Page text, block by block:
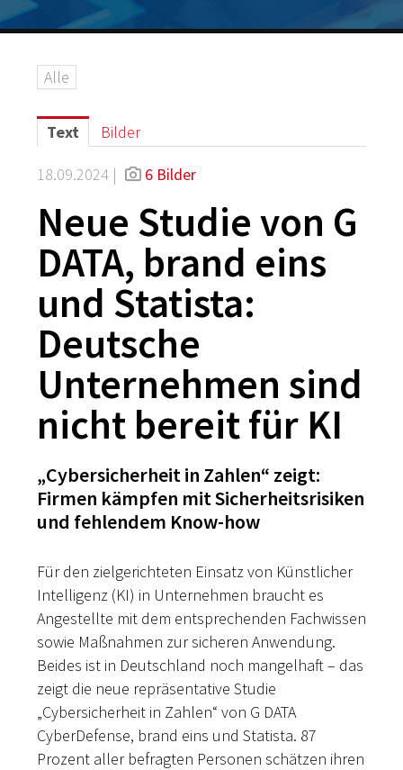
Logos
IT-Security
G DATA Campus
Kontakt
Alle
Text Bilder
18.09.2024 | 6 Bilder
Neue Studie von G
DATA, brand eins
und Statista:
Deutsche
Unternehmen sind
nicht bereit für KI
„Cybersicherheit in Zahlen“ zeigt:
Firmen kämpfen mit Sicherheitsrisiken
und fehlendem Know-how
Für den zielgerichteten Einsatz von Künstlicher
Intelligenz (KI) in Unternehmen braucht es
Angestellte mit dem entsprechenden Fachwissen
sowie Maßnahmen zur sicheren Anwendung.
Beides ist in Deutschland noch mangelhaft – das
zeigt die neue repräsentative Studie
„Cybersicherheit in Zahlen“ von G DATA
CyberDefense, brand eins und Statista. 87
Prozent aller befragten Personen schätzen ihren